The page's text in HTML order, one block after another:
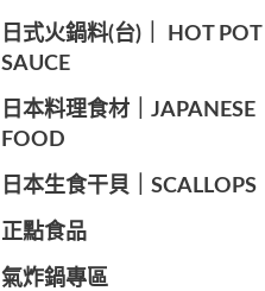
️日式火鍋料(台)｜ HOT POT
SAUCE
️日本料理食材｜JAPANESE
FOOD
日本生食干貝｜SCALLOPS
正點食品
️氣炸鍋專區